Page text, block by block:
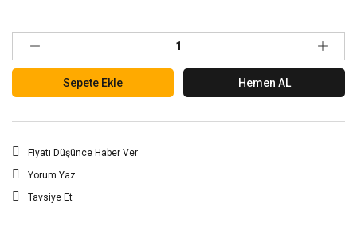
Sepete Ekle Hemen AL
Fiyatı Düşünce Haber Ver
Yorum Yaz
Tavsiye Et